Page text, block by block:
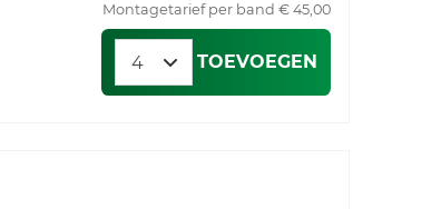
Montagetarief per band € 45,00
TOEVOEGEN